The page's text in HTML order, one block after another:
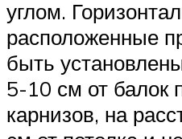
углом.
расположенные
быть
5-10 см от балок
карнизов, на